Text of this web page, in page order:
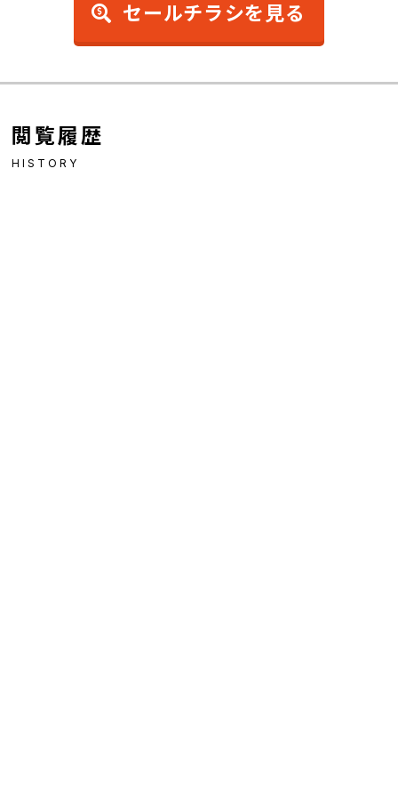
セールチラシを見る
閲覧履歴
HISTORY